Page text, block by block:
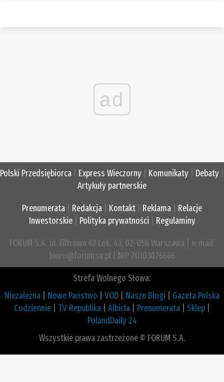
ad
Polski Przedsiębiorca Express Wieczorny Komunikaty Debaty
Artykuły partnerskie
Prenumerata Redakcja Kontakt Reklama
Relacje
Inwestorskie| Polityka prywatności Regulaminy
FORUM S.A. ul. Filtrowa 63 Lok. 43, 02-056 Warszawa | e-mail:
biuro@forumsa.pl | NIP 70103076666
Strefa Wolnego Słowa:
Niezależna
Nowe Państwo VOD Nasze Blogi
Gazeta Polska
Codziennie
TV Republika Albicla Prenumerata Sklep
PolandDaily 24
Wszystkie prawa zastrzeżone © FORUM S.A.